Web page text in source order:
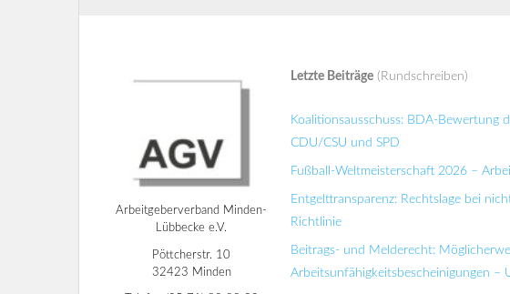
Arbeitgeberverband Minden-
Lübbecke e.V.
Pöttcherstr. 10
32423 Minden
Letzte Beiträge(Rundschreiben)
Koalitionsausschuss: BDA-Bewertung
CDU/CSU und SPD
Fußball-Weltmeisterschaft 2026 –
Entgelttransparenz: Rechtslage bei
Richtlinie
Beitrags- und Melderecht:
Arbeitsunfähigkeitsbescheinigungen –